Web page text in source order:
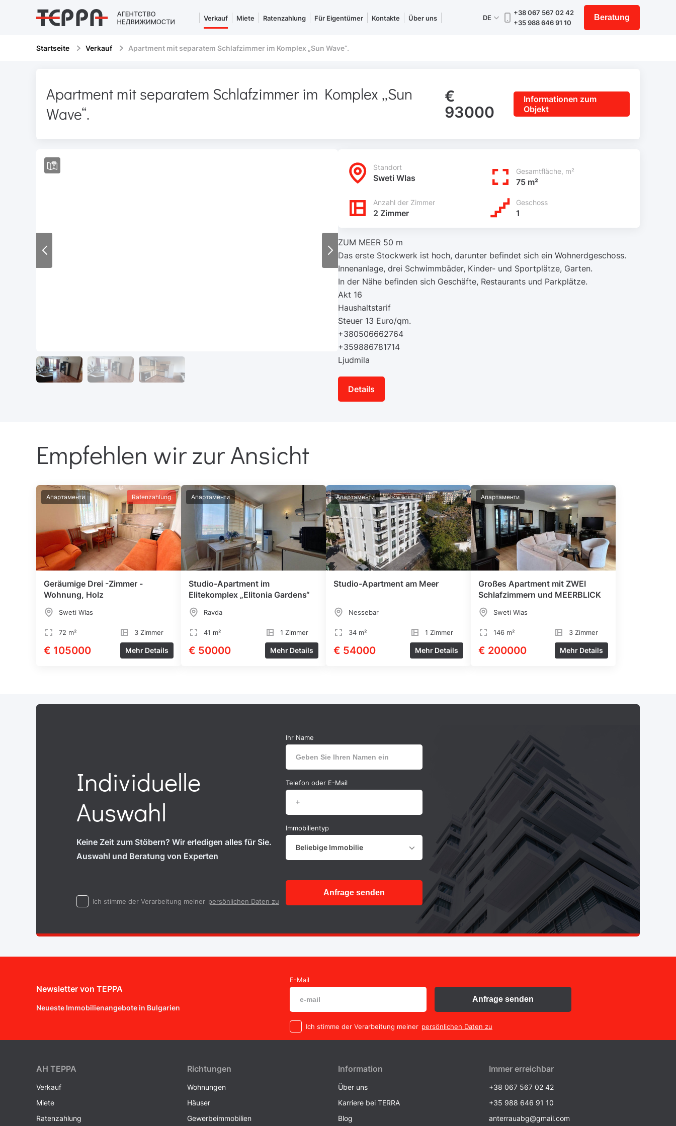
Verkauf Miete Ratenzahlung Für Eigentümer Kontakte Über uns DE
+38 067 567 02 42
+35 988 646 91 10
Beratung
Startseite Verkauf Apartment mit separatem Schlafzimmer im Komplex „Sun Wave“.
Apartment mit separatem Schlafzimmer im Komplex „Sun
Wave“.
€
93000
Informationen zum
Objekt
Standort
Sweti Wlas
Gesamtfläche, m²
75 m²
Anzahl der Zimmer
2 Zimmer
Geschoss
1
ZUM MEER 50 m
Das erste Stockwerk ist hoch, darunter befindet sich ein Wohnerdgeschoss.
Innenanlage, drei Schwimmbäder, Kinder- und Sportplätze, Garten.
In der Nähe befinden sich Geschäfte, Restaurants und Parkplätze.
Akt 16
Haushaltstarif
Steuer 13 Euro/qm.
+380506662764
+359886781714
Ljudmila
Details
Empfehlen wir zur Ansicht
Апартаменти Ratenzahlung
Geräumige Drei -Zimmer -
Wohnung, Holz
Sweti Wlas
72 m² 3 Zimmer
€ 105000 Mehr Details
Апартаменти
Studio-Apartment im
Elitekomplex „Elitonia Gardens“
Ravda
41 m² 1 Zimmer
€ 50000 Mehr Details
Апартаменти
Studio-Apartment am Meer
Nessebar
34 m² 1 Zimmer
€ 54000 Mehr Details
Апартаменти
Großes Apartment mit ZWEI
Schlafzimmern und MEERBLICK
Sweti Wlas
146 m² 3 Zimmer
€ 200000 Mehr Details
Individuelle
Auswahl
Keine Zeit zum Stöbern? Wir erledigen alles für Sie.
Auswahl und Beratung von Experten
Ihr Name
Telefon oder E-Mail
Immobilientyp
Beliebige Immobilie
Anfrage senden
Ich stimme der Verarbeitung meiner persönlichen Daten zu
Newsletter von TEPPA
Neueste Immobilienangebote in Bulgarien
E-Mail
Ich stimme der Verarbeitung meiner persönlichen Daten zu
Anfrage senden
AH ТEPPA
Verkauf
Miete
Ratenzahlung
Richtungen
Wohnungen
Häuser
Gewerbeimmobilien
Information
Über uns
Karriere bei TERRA
Blog
Immer erreichbar
+38 067 567 02 42
+35 988 646 91 10
anterrauabg@gmail.com